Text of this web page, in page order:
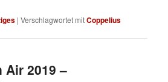
|Verschlagwortet mitCoppelius
Air 2019 –